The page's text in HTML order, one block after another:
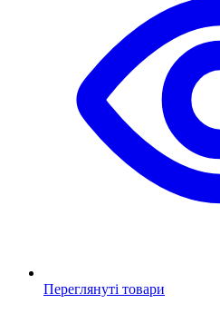
Переглянуті товари